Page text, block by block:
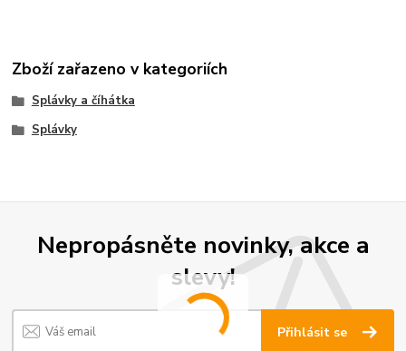
Zboží zařazeno v kategoriích
Splávky a číhátka
Splávky
Nepropásněte novinky, akce a
slevy!
Přihlásit se